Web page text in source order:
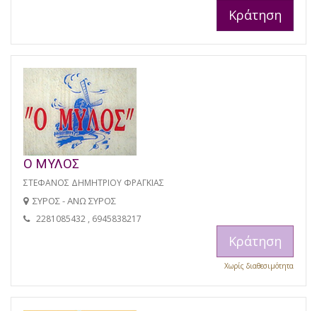
Κράτηση
Ο ΜΥΛΟΣ
ΣΤΕΦΑΝΟΣ ΔΗΜΗΤΡΙΟΥ ΦΡΑΓΚΙΑΣ
ΣΥΡΟΣ - ΑΝΩ ΣΥΡΟΣ
2281085432 , 6945838217
Κράτηση
Χωρίς διαθεσιμότητα